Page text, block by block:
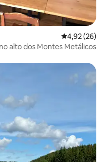
4,92 de uma
4,92 (26)
alto dos Montes Metálicos